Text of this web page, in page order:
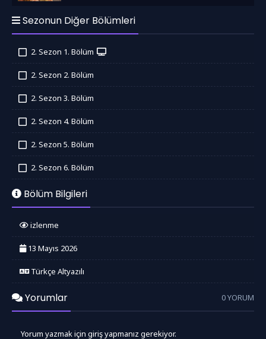
Sezonun Diğer Bölümleri
2. Sezon 1. Bölüm
2. Sezon 2. Bölüm
2. Sezon 3. Bölüm
2. Sezon 4. Bölüm
2. Sezon 5. Bölüm
2. Sezon 6. Bölüm
Bölüm Bilgileri
izlenme
13 Mayıs 2026
Türkçe Altyazılı
Yorumlar 0 YORUM
Yorum yazmak için giriş yapmanız gerekiyor.